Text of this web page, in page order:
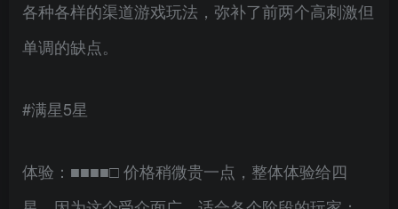
各种各样的渠道游戏玩法，弥补了前两个高刺激但
单调的缺点。
#满星5星
体验：■■■■□ 价格稍微贵一点，整体体验给四